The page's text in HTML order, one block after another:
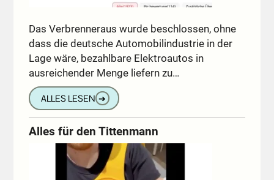
Das Verbrenneraus wurde beschlossen, ohne
dass die deutsche Automobilindustrie in der
Lage wäre, bezahlbare Elektroautos in
ausreichender Menge liefern zu…
ALLES LESEN ➔
Alles für den Tittenmann